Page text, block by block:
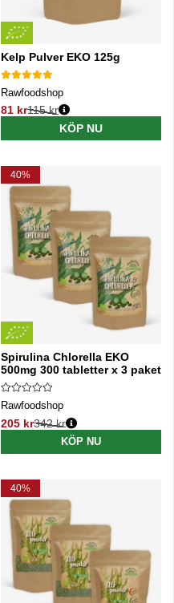
Kelp Pulver EKO 125g
Rawfoodshop
81 kr
Ordinarie pris:
115 kr
KÖP NU
40%
Spirulina Chlorella EKO
500mg 300 tabletter x 3 paket
Rawfoodshop
205 kr
Ordinarie pris:
342 kr
KÖP NU
40%